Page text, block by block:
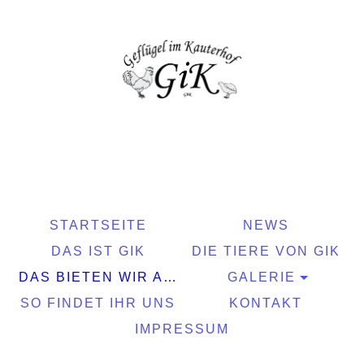
STARTSEITE
NEWS
DAS IST GIK
DIE TIERE VON GIK
DAS BIETEN WIR AN
GALERIE
SO FINDET IHR UNS
KONTAKT
IMPRESSUM